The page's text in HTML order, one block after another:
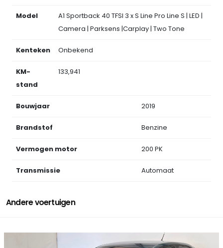
Model
A1 Sportback 40 TFSI 3 x S Line Pro Line S | LED |
Camera | Parksens |Carplay | Two Tone
Kenteken Onbekend
KM-
stand
133,941
Bouwjaar 2019
Brandstof Benzine
Vermogen motor 200 PK
Transmissie Automaat
Andere voertuigen